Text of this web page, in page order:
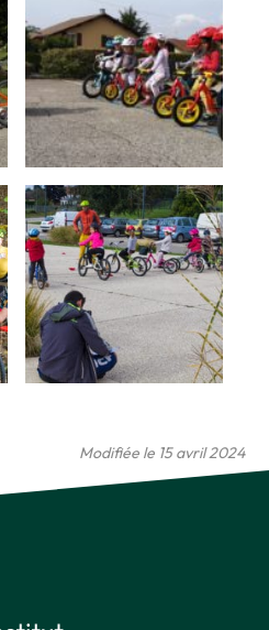
Modifiée le 15 avril 2024